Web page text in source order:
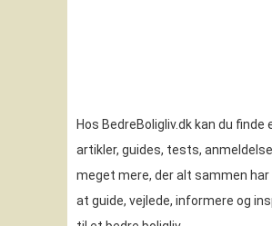
Hos BedreBoligliv.dk kan du
artikler, guides, tests,
meget mere, der alt sammen
at guide, vejlede, informere og